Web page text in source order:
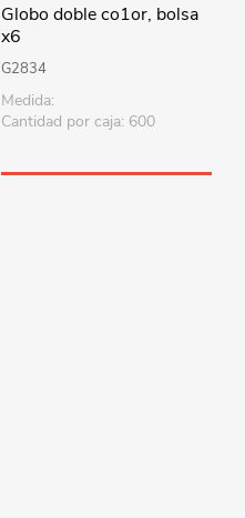
Globo doble co1or, bolsa
x6
G2834
Medida:
Cantidad por caja: 600